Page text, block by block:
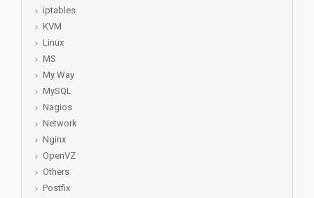
iptables
KVM
Linux
MS
My Way
MySQL
Nagios
Network
Nginx
OpenVZ
Others
Postfix